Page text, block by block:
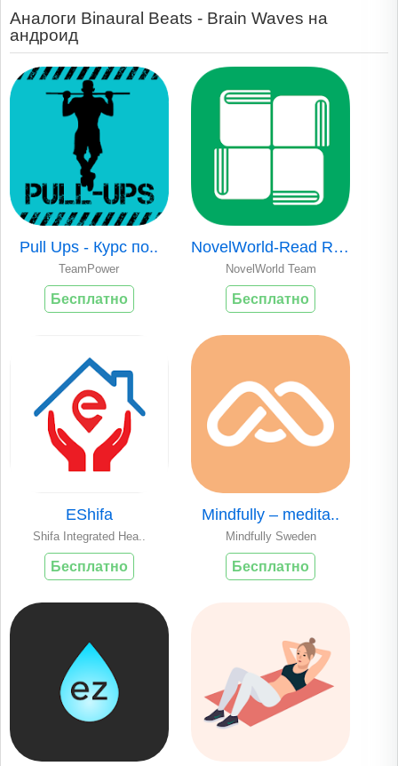
Аналоги Binaural Beats - Brain Waves на
андроид
Pull Ups - Курс по..
TeamPower
Бесплатно
NovelWorld-Read Ro..
NovelWorld Team
Бесплатно
EShifa
Shifa Integrated Hea..
Бесплатно
Mindfully – medita..
Mindfully Sweden
Бесплатно